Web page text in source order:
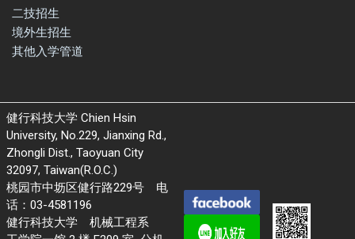
二技招生
境外生招生
其他入学管道
健行科技大学 Chien Hsin
University, No.229, Jianxing Rd.,
Zhongli Dist., Taoyuan City
32097, Taiwan(R.O.C.)
桃园市中坜区健行路229号 电
话：03-4581196
健行科技大学 机械工程系